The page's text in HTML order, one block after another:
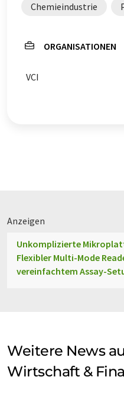
Chemieindustrie
ORGANISATIONEN
VCI
Anzeigen
Unkomplizierte
Flexibler Multi-Mode
vereinfachtem Assay-
Weitere News
Wirtschaft &